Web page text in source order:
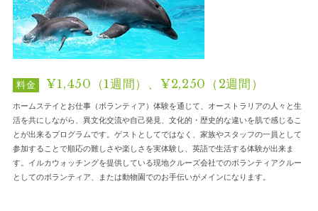
料金 ¥1,450（1週間）、¥2,250（2週間）
ホームステイとお仕事（ボランティア）体験を通じて、オーストラリアの人々と生
活を共にしながら、異文化交流や自己発見、文化的・歴史的な違いを肌で感じるこ
とが出来るプログラムです。ゲストとしてではなく、家族やスタッフの一員として
参加することで順応の難しさや楽しさを実体験し、英語で生活する体験が出来ま
す。イルカウォッチングを提供している現地クルーズ会社でのボランティアクルー
としてのボランティア、または動物園でのお手伝いがメインになります。